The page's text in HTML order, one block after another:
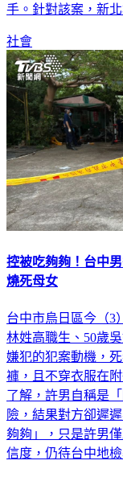
手。針對該案，新
社會
控被吃夠夠！台中
燒死母女
台中市烏日區今（3
林姓高職生、50歲
嫌犯的犯案動機，
褲，且不穿衣服在
了解，許男自稱是
險，結果對方卻遲
夠夠」，只是許男
信度，仍待台中地檢